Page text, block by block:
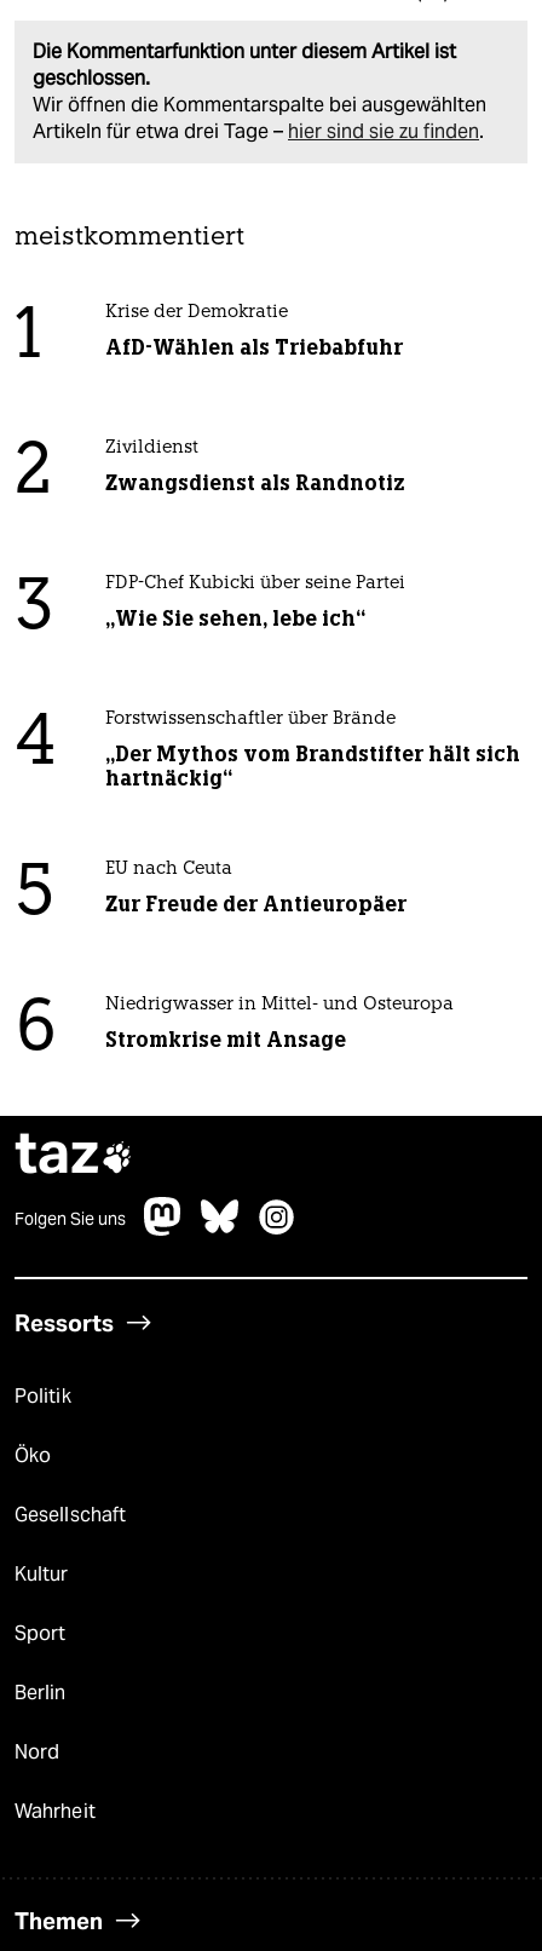
Die Kommentarfunktion unter diesem Artikel ist
geschlossen.
Wir öffnen die Kommentarspalte bei ausgewählten
Artikeln für etwa drei Tage – hier sind sie zu finden.
meistkommentiert
1 Krise der Demokratie
AfD-Wählen als Triebabfuhr
2 Zivildienst
Zwangsdienst als Randnotiz
3 FDP-Chef Kubicki über seine Partei
„Wie Sie sehen, lebe ich“
4 Forstwissenschaftler über Brände
„Der Mythos vom Brandstifter hält sich
hartnäckig“
5 EU nach Ceuta
Zur Freude der Antieuropäer
6 Niedrigwasser in Mittel- und Osteuropa
Stromkrise mit Ansage
taz
Folgen Sie uns
Ressorts
Politik
Öko
Gesellschaft
Kultur
Sport
Berlin
Nord
Wahrheit
Themen